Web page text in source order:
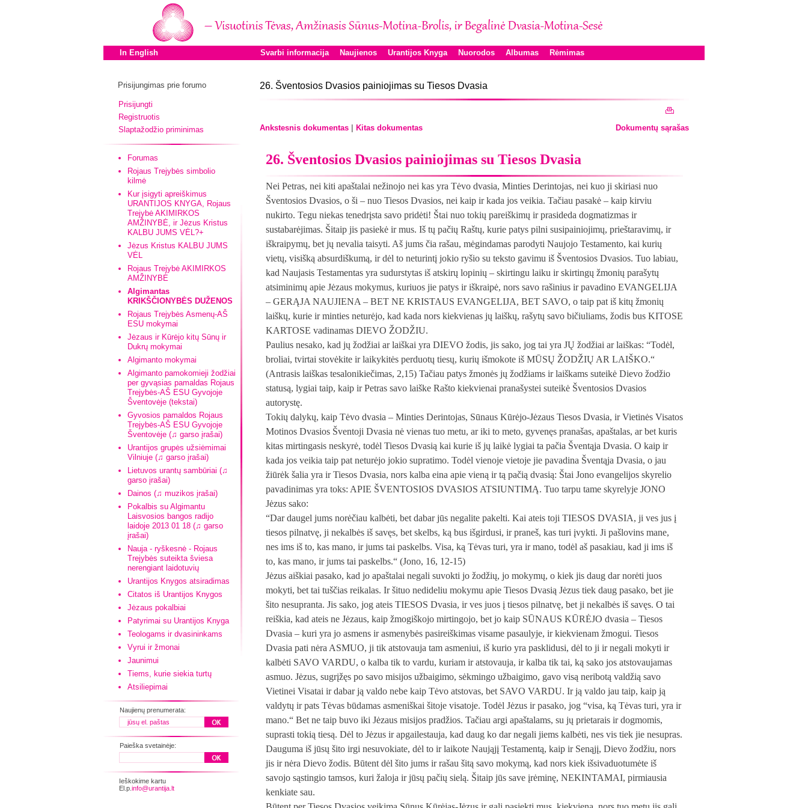
In English Svarbi informacija Naujienos Urantijos Knyga Nuorodos Albumas Rėmimas
Prisijungimas prie forumo
Prisijungti
Registruotis
Slaptažodžio priminimas
Forumas
Rojaus Trejybės simbolio
kilmė
Kur įsigyti apreiškimus
URANTIJOS KNYGA, Rojaus
Trejybė AKIMIRKOS
AMŽINYBĖ, ir Jėzus Kristus
KALBU JUMS VĖL?+
Jėzus Kristus KALBU JUMS
VĖL
Rojaus Trejybė AKIMIRKOS
AMŽINYBĖ
Algimantas
KRIKŠČIONYBĖS DUŽENOS
Rojaus Trejybės Asmenų-AŠ
ESU mokymai
Jėzaus ir Kūrėjo kitų Sūnų ir
Dukrų mokymai
Algimanto mokymai
Algimanto pamokomieji žodžiai
per gyvąsias pamaldas Rojaus
Trejybės-AŠ ESU Gyvojoje
Šventovėje (tekstai)
Gyvosios pamaldos Rojaus
Trejybės-AŠ ESU Gyvojoje
Šventovėje (♫ garso įrašai)
Urantijos grupės užsiėmimai
Vilniuje (♫ garso įrašai)
Lietuvos urantų sambūriai (♫
garso įrašai)
Dainos (♫ muzikos įrašai)
Pokalbis su Algimantu
Laisvosios bangos radijo
laidoje 2013 01 18 (♫ garso
įrašai)
Nauja - ryškesnė - Rojaus
Trejybės suteikta šviesa
nerengiant laidotuvių
Urantijos Knygos atsiradimas
Citatos iš Urantijos Knygos
Jėzaus pokalbiai
Patyrimai su Urantijos Knyga
Teologams ir dvasininkams
Vyrui ir žmonai
Jaunimui
Tiems, kurie siekia turtų
Atsiliepimai
Naujienų prenumerata:
Paieška svetainėje:
Ieškokime kartu
El.p. info@urantija.lt
26. Šventosios Dvasios painiojimas su Tiesos Dvasia
Ankstesnis dokumentas | Kitas dokumentas Dokumentų sąrašas
26. Šventosios Dvasios painiojimas su Tiesos Dvasia
Nei Petras, nei kiti apaštalai nežinojo nei kas yra Tėvo dvasia, Minties Derintojas, nei kuo ji skiriasi nuo
Šventosios Dvasios, o ši – nuo Tiesos Dvasios, nei kaip ir kada jos veikia. Tačiau pasakė – kaip kirviu
nukirto. Tegu niekas tenedrįsta savo pridėti! Štai nuo tokių pareiškimų ir prasideda dogmatizmas ir
sustabarėjimas. Šitaip jis pasiekė ir mus. Iš tų pačių Raštų, kurie patys pilni susipainiojimų, prieštaravimų, ir
iškraipymų, bet jų nevalia taisyti. Aš jums čia rašau, mėgindamas parodyti Naujojo Testamento, kai kurių
vietų, visišką absurdiškumą, ir dėl to neturintį jokio ryšio su teksto gavimu iš Šventosios Dvasios. Tuo labiau,
kad Naujasis Testamentas yra sudurstytas iš atskirų lopinių – skirtingu laiku ir skirtingų žmonių parašytų
atsiminimų apie Jėzaus mokymus, kuriuos jie patys ir iškraipė, nors savo rašinius ir pavadino EVANGELIJA
– GERĄJA NAUJIENA – BET NE KRISTAUS EVANGELIJA, BET SAVO, o taip pat iš kitų žmonių
laiškų, kurie ir minties neturėjo, kad kada nors kiekvienas jų laiškų, rašytų savo bičiuliams, žodis bus KITOSE
KARTOSE vadinamas DIEVO ŽODŽIU.
Paulius nesako, kad jų žodžiai ar laiškai yra DIEVO žodis, jis sako, jog tai yra JŲ žodžiai ar laiškas: “Todėl,
broliai, tvirtai stovėkite ir laikykitės perduotų tiesų, kurių išmokote iš MŪSŲ ŽODŽIŲ AR LAIŠKO.“
(Antrasis laiškas tesalonikiečimas, 2,15) Tačiau patys žmonės jų žodžiams ir laiškams suteikė Dievo žodžio
statusą, lygiai taip, kaip ir Petras savo laiške Rašto kiekvienai pranašystei suteikė Šventosios Dvasios
autorystę.
Tokių dalykų, kaip Tėvo dvasia – Minties Derintojas, Sūnaus Kūrėjo-Jėzaus Tiesos Dvasia, ir Vietinės Visatos
Motinos Dvasios Šventoji Dvasia nė vienas tuo metu, ar iki to meto, gyvenęs pranašas, apaštalas, ar bet kuris
kitas mirtingasis neskyrė, todėl Tiesos Dvasią kai kurie iš jų laikė lygiai ta pačia Šventąja Dvasia. O kaip ir
kada jos veikia taip pat neturėjo jokio supratimo. Todėl vienoje vietoje jie pavadina Šventąja Dvasia, o jau
žiūrėk šalia yra ir Tiesos Dvasia, nors kalba eina apie vieną ir tą pačią dvasią: Štai Jono evangelijos skyrelio
pavadinimas yra toks: APIE ŠVENTOSIOS DVASIOS ATSIUNTIMĄ. Tuo tarpu tame skyrelyje JONO
Jėzus sako:
“Dar daugel jums norėčiau kalbėti, bet dabar jūs negalite pakelti. Kai ateis toji TIESOS DVASIA, ji ves jus į
tiesos pilnatvę, ji nekalbės iš savęs, bet skelbs, ką bus išgirdusi, ir praneš, kas turi įvykti. Ji pašlovins mane,
nes ims iš to, kas mano, ir jums tai paskelbs. Visa, ką Tėvas turi, yra ir mano, todėl aš pasakiau, kad ji ims iš
to, kas mano, ir jums tai paskelbs.“ (Jono, 16, 12-15)
Jėzus aiškiai pasako, kad jo apaštalai negali suvokti jo žodžių, jo mokymų, o kiek jis daug dar norėti juos
mokyti, bet tai tuščias reikalas. Ir šituo nedideliu mokymu apie Tiesos Dvasią Jėzus tiek daug pasako, bet jie
šito nesupranta. Jis sako, jog ateis TIESOS Dvasia, ir ves juos į tiesos pilnatvę, bet ji nekalbės iš savęs. O tai
reiškia, kad ateis ne Jėzaus, kaip žmogiškojo mirtingojo, bet jo kaip SŪNAUS KŪRĖJO dvasia – Tiesos
Dvasia – kuri yra jo asmens ir asmenybės pasireiškimas visame pasaulyje, ir kiekvienam žmogui. Tiesos
Dvasia pati nėra ASMUO, ji tik atstovauja tam asmeniui, iš kurio yra pasklidusi, dėl to ji ir negali mokyti ir
kalbėti SAVO VARDU, o kalba tik to vardu, kuriam ir atstovauja, ir kalba tik tai, ką sako jos atstovaujamas
asmuo. Jėzus, sugrįžęs po savo misijos užbaigimo, sėkmingo užbaigimo, gavo visą neribotą valdžią savo
Vietinei Visatai ir dabar ją valdo nebe kaip Tėvo atstovas, bet SAVO VARDU. Ir ją valdo jau taip, kaip ją
valdytų ir pats Tėvas būdamas asmeniškai šitoje visatoje. Todėl Jėzus ir pasako, jog “visa, ką Tėvas turi, yra ir
mano.“ Bet ne taip buvo iki Jėzaus misijos pradžios. Tačiau argi apaštalams, su jų prietarais ir dogmomis,
suprasti tokią tiesą. Dėl to Jėzus ir apgailestauja, kad daug ko dar negali jiems kalbėti, nes vis tiek jie nesupras.
Dauguma iš jūsų šito irgi nesuvokiate, dėl to ir laikote Naująjį Testamentą, kaip ir Senąjį, Dievo žodžiu, nors
jis ir nėra Dievo žodis. Būtent dėl šito jums ir rašau šitą savo mokymą, kad nors kiek išsivaduotumėte iš
savojo sąstingio tamsos, kuri žaloja ir jūsų pačių sielą. Šitaip jūs save įrėminę, NEKINTAMAI, pirmiausia
kenkiate sau.